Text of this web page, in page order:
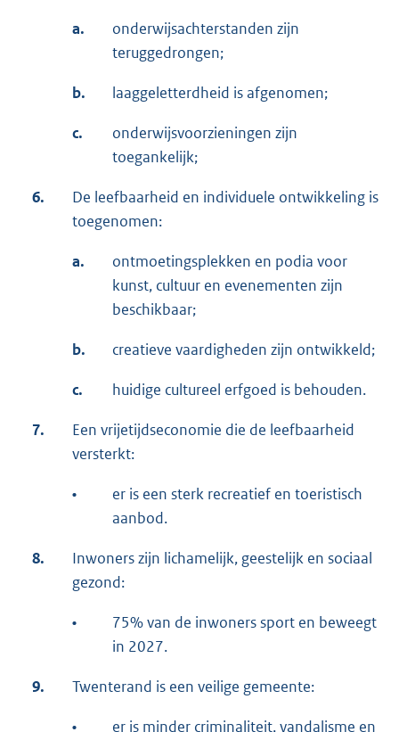
a.
onderwijsachterstanden zijn
teruggedrongen;
b. laaggeletterdheid is afgenomen;
c.
onderwijsvoorzieningen zijn
toegankelijk;
6.
De leefbaarheid en individuele ontwikkeling is
toegenomen:
a.
ontmoetingsplekken en podia voor
kunst, cultuur en evenementen zijn
beschikbaar;
b. creatieve vaardigheden zijn ontwikkeld;
c. huidige cultureel erfgoed is behouden.
7.
Een vrijetijdseconomie die de leefbaarheid
versterkt:
•
er is een sterk recreatief en toeristisch
aanbod.
8.
Inwoners zijn lichamelijk, geestelijk en sociaal
gezond:
•
75% van de inwoners sport en beweegt
in 2027.
9. Twenterand is een veilige gemeente:
• er is minder criminaliteit, vandalisme en